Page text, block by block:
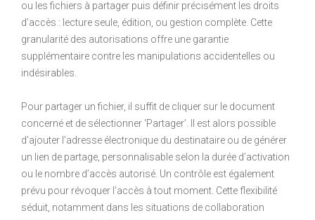
ou les fichiers à partager puis définir précisément les droits
d’accès : lecture seule, édition, ou gestion complète. Cette
granularité des autorisations offre une garantie
supplémentaire contre les manipulations accidentelles ou
indésirables.
Pour partager un fichier, il suffit de cliquer sur le document
concerné et de sélectionner ‘Partager’. Il est alors possible
d’ajouter l’adresse électronique du destinataire ou de générer
un lien de partage, personnalisable selon la durée d’activation
ou le nombre d’accès autorisé. Un contrôle est également
prévu pour révoquer l’accès à tout moment. Cette flexibilité
séduit, notamment dans les situations de collaboration